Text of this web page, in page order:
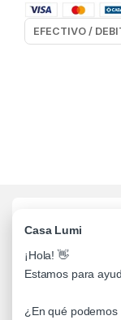
Lo mas
Informacion
Casa Lumi
¡Hola! 👋
Estamos para
¿En qué